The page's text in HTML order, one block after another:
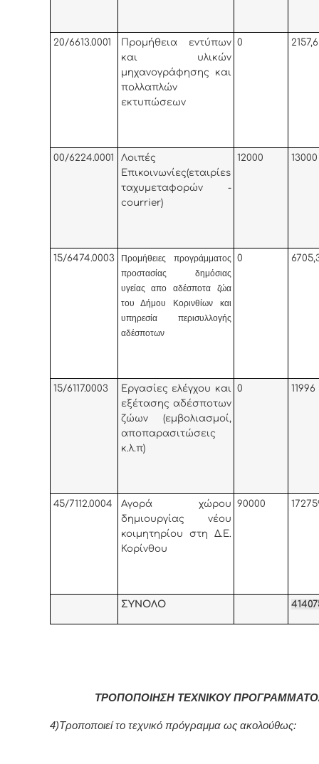
20/6613.0001
Προμήθεια εντύπων
και υλικών
μηχανογράφησης και
πολλαπλών
εκτυπώσεων
0 2157,6
00/6224.0001
Λοιπές
Επικοινωνίες(εταιρίεs
ταχυμεταφορών -
courrier)
12000 13000
15/6474.0003
Προμήθειες προγράμματος
προστασίας δημόσιας
υγείας απο αδέσποτα ζώα
του Δήμου Κορινθίων και
υπηρεσία περισυλλογής
αδέσποτων
0
15/6117.0003
Εργασίες ελέγχου και
εξέτασης αδέσποτων
ζώων (εμβολιασμοί,
αποπαρασιτώσεις
κ.λ.π)
0 11996
45/7112.0004
Αγορά χώρου
δημιουργίας νέου
κοιμητηρίου στη Δ.Ε.
Κορίνθου
90000
ΣΥΝΟΛΟ
ΤΡΟΠΟΠΟΙΗΣΗ ΤΕΧΝΙΚΟΥ
4)Τροποποιεί το τεχνικό πρόγραμμα ως ακολούθως: